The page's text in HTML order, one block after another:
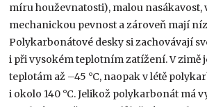
míru houževnatosti), malou nasákavost,
mechanickou pevnost a zároveň mají
Polykarbonátové desky si zachovávají
i při vysokém teplotním zatížení. V zimě
teplotám až –45 °C, naopak v létě
i okolo 140 °C. Jelikož polykarbonát má